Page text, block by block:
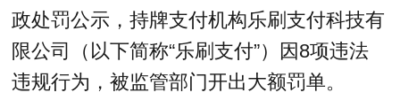
政处罚公示，持牌支付机构乐刷支付科技有
限公司（以下简称“乐刷支付”）因8项违法
违规行为，被监管部门开出大额罚单。